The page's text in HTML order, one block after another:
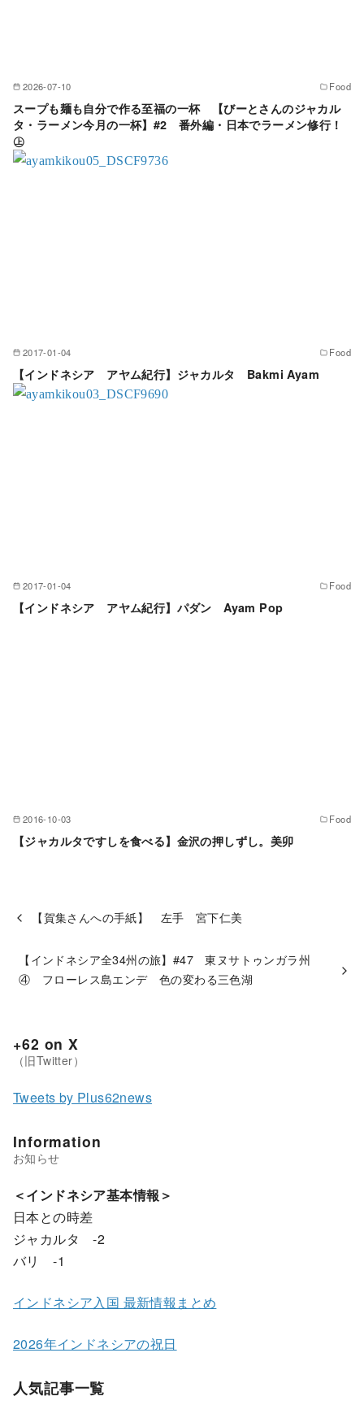
2026-07-10 Food
スープも麺も自分で作る至福の一杯 【びーとさんのジャカル
タ・ラーメン今月の一杯】#2 番外編・日本でラーメン修行！
㊤
2017-01-04 Food
【インドネシア アヤム紀行】ジャカルタ Bakmi Ayam
2017-01-04 Food
【インドネシア アヤム紀行】パダン Ayam Pop
2016-10-03 Food
【ジャカルタですしを食べる】金沢の押しずし。美卯
【賀集さんへの手紙】 左手 宮下仁美
【インドネシア全34州の旅】#47 東ヌサトゥンガラ州
④ フローレス島エンデ 色の変わる三色湖
+62 on X
Tweets by Plus62news
Information
＜インドネシア基本情報＞
日本との時差
ジャカルタ -2
バリ -1
インドネシア入国 最新情報まとめ
2026年インドネシアの祝日
人気記事一覧